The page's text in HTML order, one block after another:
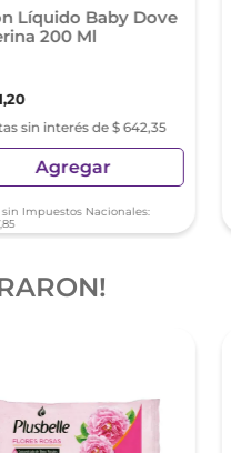
Líquido Baby Dove
200 Ml
,20
sin interés de $ 642,35
Agregar
Impuestos Nacionales:
,85